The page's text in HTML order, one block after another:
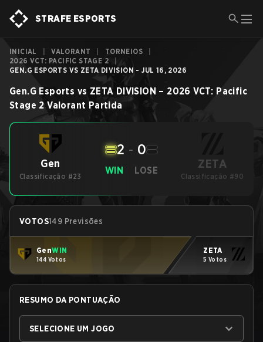
STRAFE ESPORTS
INICIAL VALORANT TORNEIOS
2026 VCT: PACIFIC STAGE 2
GEN.G ESPORTS VS ZETA DIVISION - JUL 16, 2026
Gen.G Esports vs ZETA DIVISION – 2026 VCT: Pacific
Stage 2 Valorant Partida
Gen
Classificação #23
WIN
2 - 0
LOSE ZETA
Classificação #90
VOTOS149 Previsões
GenWIN
144 Votos
ZETA
5 Votos
RESUMO DA PONTUAÇÃO
SELECIONE UM JOGO